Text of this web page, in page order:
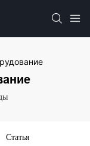
Статья